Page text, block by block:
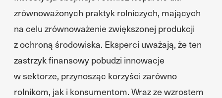
zrównoważonych praktyk rolniczych, mających
na celu zrównoważenie zwiększonej produkcji
z ochroną środowiska. Eksperci uważają, że ten
zastrzyk finansowy pobudzi innowacje
w sektorze, przynosząc korzyści zarówno
rolnikom, jak i konsumentom. Wraz ze wzrostem